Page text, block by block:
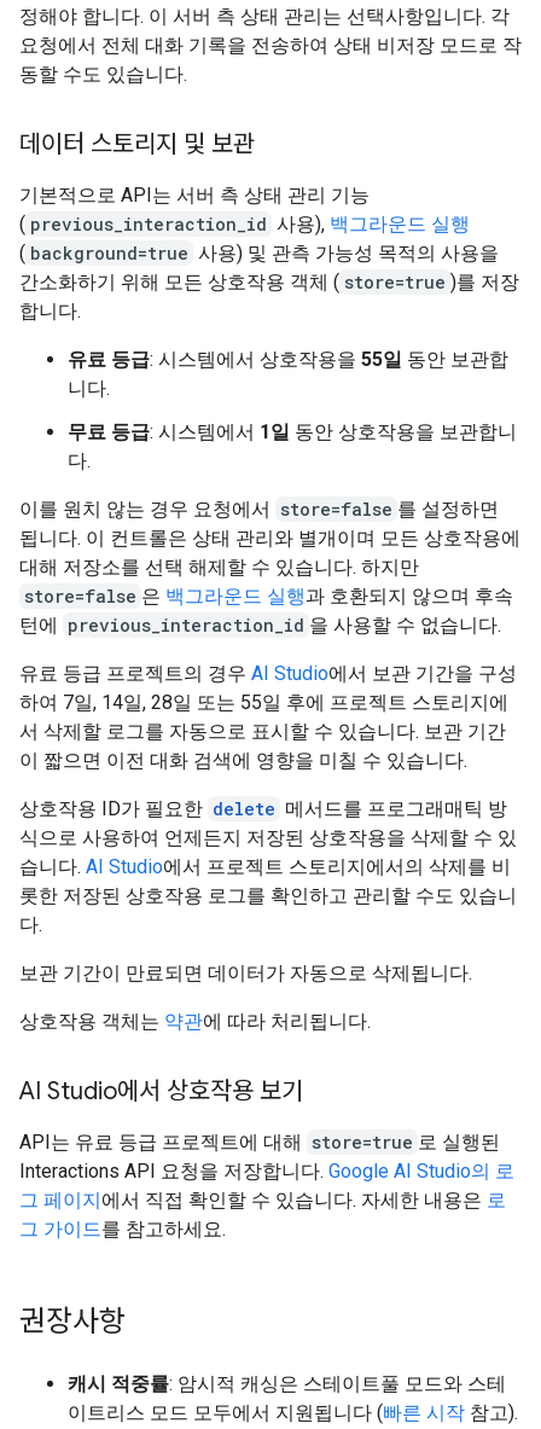
정해야 합니다. 이 서버 측 상태 관리는 선택사항입니다. 각
요청에서 전체 대화 기록을 전송하여 상태 비저장 모드로 작
동할 수도 있습니다.
데이터 스토리지 및 보관
기본적으로 API는 서버 측 상태 관리 기능
( previous_interaction_id 사용), 백그라운드 실행
( background=true 사용) 및 관측 가능성 목적의 사용을
간소화하기 위해 모든 상호작용 객체 ( store=true )를 저장
합니다.
유료 등급: 시스템에서 상호작용을 55일 동안 보관합
니다.
무료 등급: 시스템에서 1일 동안 상호작용을 보관합니
다.
이를 원치 않는 경우 요청에서 store=false 를 설정하면
됩니다. 이 컨트롤은 상태 관리와 별개이며 모든 상호작용에
대해 저장소를 선택 해제할 수 있습니다. 하지만
store=false 은 백그라운드 실행과 호환되지 않으며 후속
턴에 previous_interaction_id 을 사용할 수 없습니다.
유료 등급 프로젝트의 경우 AI Studio에서 보관 기간을 구성
하여 7일, 14일, 28일 또는 55일 후에 프로젝트 스토리지에
서 삭제할 로그를 자동으로 표시할 수 있습니다. 보관 기간
이 짧으면 이전 대화 검색에 영향을 미칠 수 있습니다.
상호작용 ID가 필요한 delete 메서드를 프로그래매틱 방
식으로 사용하여 언제든지 저장된 상호작용을 삭제할 수 있
습니다. AI Studio에서 프로젝트 스토리지에서의 삭제를 비
롯한 저장된 상호작용 로그를 확인하고 관리할 수도 있습니
다.
보관 기간이 만료되면 데이터가 자동으로 삭제됩니다.
상호작용 객체는 약관에 따라 처리됩니다.
AI Studio에서 상호작용 보기
API는 유료 등급 프로젝트에 대해 store=true 로 실행된
Interactions API 요청을 저장합니다. Google AI Studio의 로
그 페이지에서 직접 확인할 수 있습니다. 자세한 내용은 로
그 가이드를 참고하세요.
권장사항
캐시 적중률: 암시적 캐싱은 스테이트풀 모드와 스테
이트리스 모드 모두에서 지원됩니다 (빠른 시작 참고).